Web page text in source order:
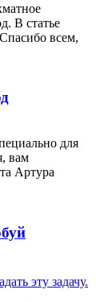
В статье
всем,
для
вам
Артура